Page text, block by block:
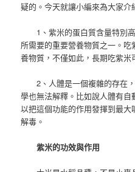
疑的。今天就讓小編來為大家介
1、紫米的蛋白質含量特別
所需要的重要營養物質之一。
養物質，不僅如此，長期吃紫米
2、人體是一個複雜的存在
學也無法解釋。比如說人體有
以把這個功能的作用發揮到最
解毒。
紫米的功效與作用